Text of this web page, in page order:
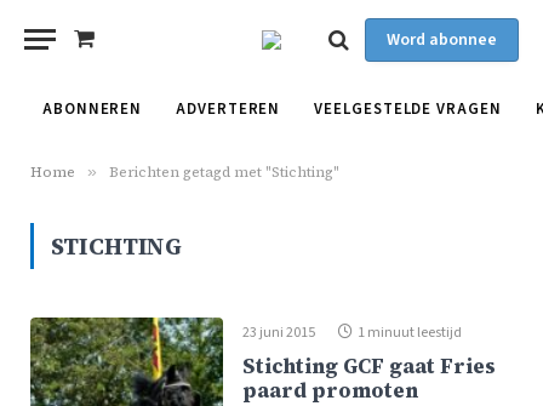
Shopping
Word abonnee
ABONNEREN ADVERTEREN VEELGESTELDE VRAGEN
Home » Berichten getagd met "Stichting"
STICHTING
23 juni 2015 1 minuut leestijd
Stichting GCF gaat Fries
paard promoten